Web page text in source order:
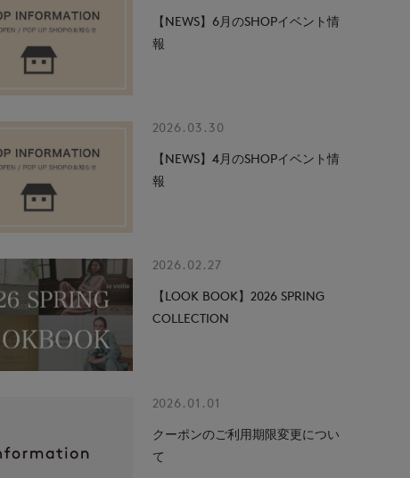
【NEWS】6月のSHOPイベント情
報
2026.03.30
【NEWS】4月のSHOPイベント情
報
2026.02.27
【LOOK BOOK】2026 SPRING
COLLECTION
2026.01.01
クーポンのご利用期限変更につい
て